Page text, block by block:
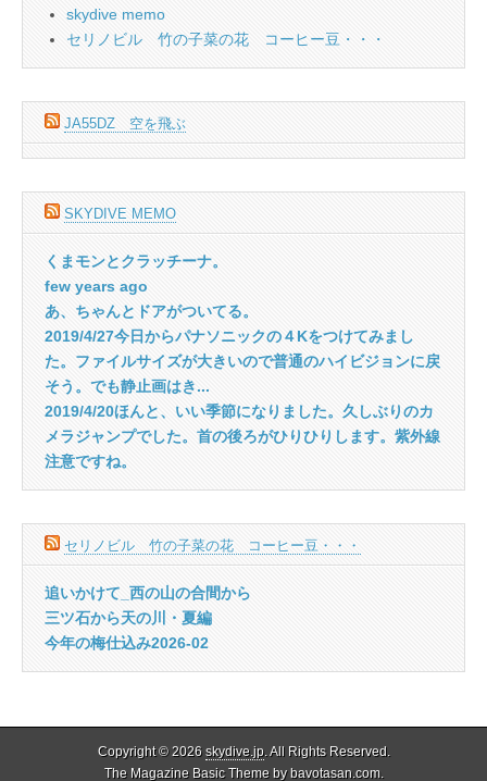
skydive memo
セリノビル 竹の子菜の花 コーヒー豆・・・
JA55DZ 空を飛ぶ
SKYDIVE MEMO
くまモンとクラッチーナ。
few years ago
あ、ちゃんとドアがついてる。
2019/4/27今日からパナソニックの４Kをつけてみまし
た。ファイルサイズが大きいので普通のハイビジョンに戻
そう。でも静止画はき...
2019/4/20ほんと、いい季節になりました。久しぶりのカ
メラジャンプでした。首の後ろがひりひりします。紫外線
注意ですね。
セリノビル 竹の子菜の花 コーヒー豆・・・
追いかけて_西の山の合間から
三ツ石から天の川・夏編
今年の梅仕込み2026-02
Copyright © 2026 skydive.jp. All Rights Reserved.
The Magazine Basic Theme bybavotasan.com.